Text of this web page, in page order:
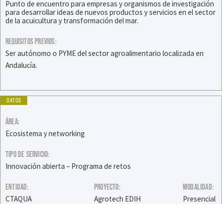
Punto de encuentro para empresas y organismos de investigación
para desarrollar ideas de nuevos productos y servicios en el sector
de la acuicultura y transformación del mar.
REQUISITOS PREVIOS:
Ser autónomo o PYME del sector agroalimentario localizada en
Andalucía.
ÁREA:
Ecosistema y networking
TIPO DE SERVICIO:
Innovación abierta – Programa de retos
ENTIDAD:
CTAQUA
PROYECTO:
Agrotech EDIH
MODALIDAD:
Presencial
DATOS